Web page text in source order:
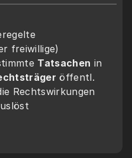
freiwillige)
Tatsachen in
öffentl.
Rechtswirkungen